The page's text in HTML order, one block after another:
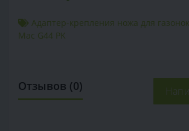
Адаптер-крепления ножа для
Mac G44 PK
Отзывов (0)